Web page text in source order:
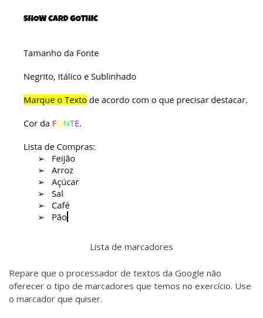
Lista de marcadores
Repare que o processador de textos da Google não
oferecer o tipo de marcadores que temos no exercício. Use
o marcador que quiser.